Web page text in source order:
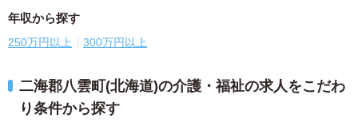
年収から探す
250万円以上 300万円以上
二海郡八雲町(北海道)の介護・福祉の求人をこだわ
り条件から探す